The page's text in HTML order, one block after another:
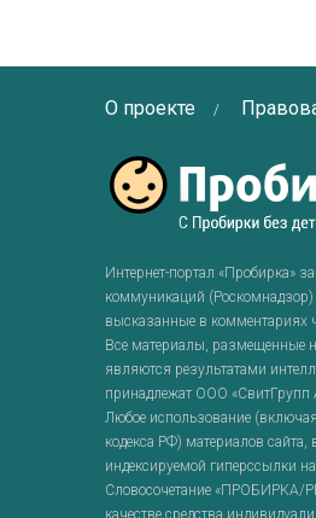
О проекте
Интернет-портал «Пробирка»
коммуникаций
высказанные в комментариях
Все материалы, размещенные
являются результатами
принадлежат ООО «СвитГрупп
Любое использование
кодекса РФ) материалов
индексируемой гиперссылки на
Словосочетание «ПРОБИРКА/
качестве средства